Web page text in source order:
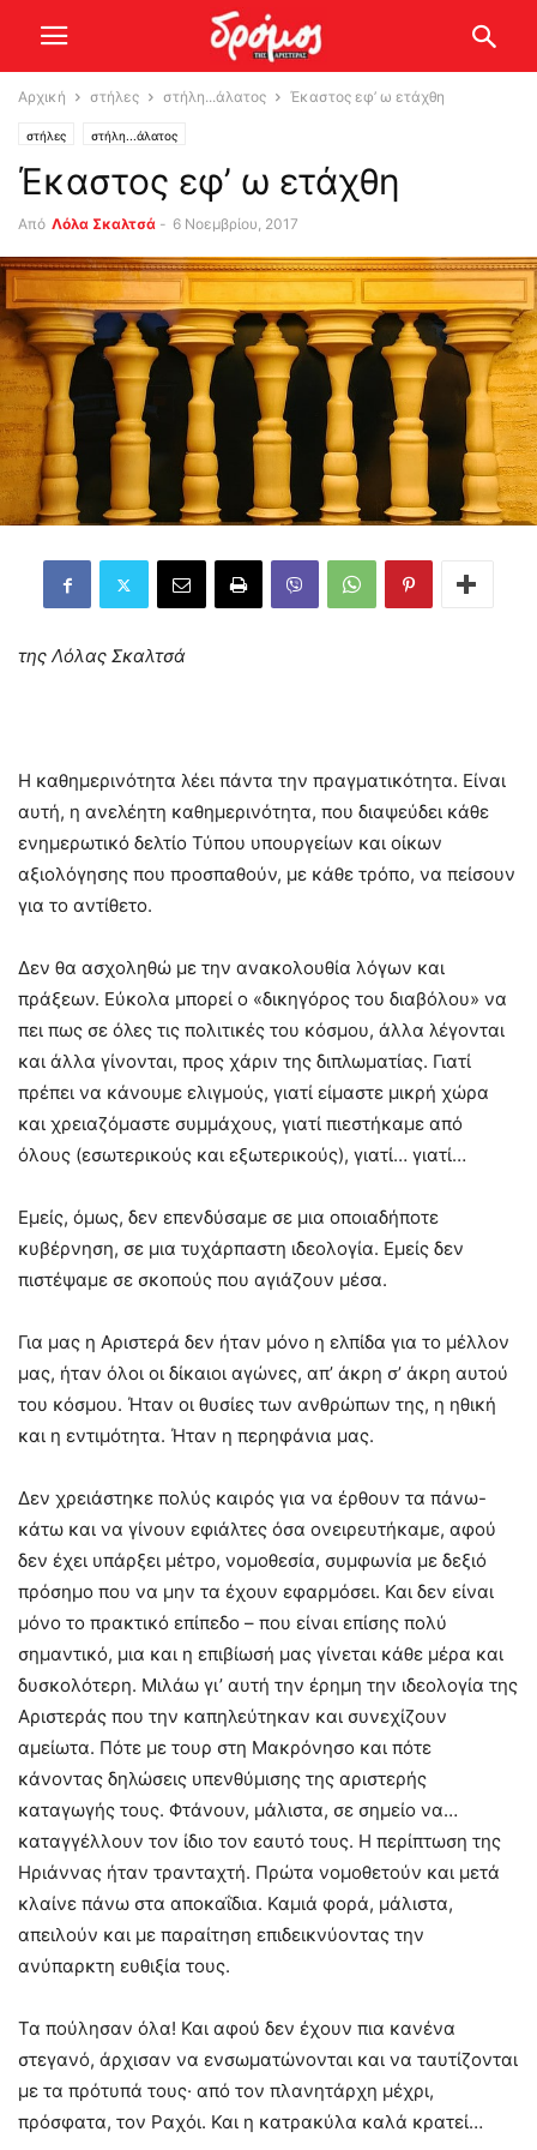
Αρχική στήλες στήλη...άλατος Έκαστος εφ’ ω ετάχθη
στήλες στήλη...άλατος
Έκαστος εφ’ ω ετάχθη
Από Λόλα Σκαλτσά - 6 Νοεμβρίου, 2017
της Λόλας Σκαλτσά
Η καθημερινότητα λέει πάντα την πραγματικότητα. Είναι
αυτή, η ανελέητη καθημερινότητα, που διαψεύδει κάθε
ενημερωτικό δελτίο Τύπου υπουργείων και οίκων
αξιολόγησης που προσπαθούν, με κάθε τρόπο, να πείσουν
για το αντίθετο.
Δεν θα ασχοληθώ με την ανακολουθία λόγων και
πράξεων. Εύκολα μπορεί ο «δικηγόρος του διαβόλου» να
πει πως σε όλες τις πολιτικές του κόσμου, άλλα λέγονται
και άλλα γίνονται, προς χάριν της διπλωματίας. Γιατί
πρέπει να κάνουμε ελιγμούς, γιατί είμαστε μικρή χώρα
και χρειαζόμαστε συμμάχους, γιατί πιεστήκαμε από
όλους (εσωτερικούς και εξωτερικούς), γιατί… γιατί…
Εμείς, όμως, δεν επενδύσαμε σε μια οποιαδήποτε
κυβέρνηση, σε μια τυχάρπαστη ιδεολογία. Εμείς δεν
πιστέψαμε σε σκοπούς που αγιάζουν μέσα.
Για μας η Αριστερά δεν ήταν μόνο η ελπίδα για το μέλλον
μας, ήταν όλοι οι δίκαιοι αγώνες, απ’ άκρη σ’ άκρη αυτού
του κόσμου. Ήταν οι θυσίες των ανθρώπων της, η ηθική
και η εντιμότητα. Ήταν η περηφάνια μας.
Δεν χρειάστηκε πολύς καιρός για να έρθουν τα πάνω-
κάτω και να γίνουν εφιάλτες όσα ονειρευτήκαμε, αφού
δεν έχει υπάρξει μέτρο, νομοθεσία, συμφωνία με δεξιό
πρόσημο που να μην τα έχουν εφαρμόσει. Και δεν είναι
μόνο το πρακτικό επίπεδο – που είναι επίσης πολύ
σημαντικό, μια και η επιβίωσή μας γίνεται κάθε μέρα και
δυσκολότερη. Μιλάω γι’ αυτή την έρημη την ιδεολογία της
Αριστεράς που την καπηλεύτηκαν και συνεχίζουν
αμείωτα. Πότε με τουρ στη Μακρόνησο και πότε
κάνοντας δηλώσεις υπενθύμισης της αριστερής
καταγωγής τους. Φτάνουν, μάλιστα, σε σημείο να…
καταγγέλλουν τον ίδιο τον εαυτό τους. Η περίπτωση της
Ηριάννας ήταν τρανταχτή. Πρώτα νομοθετούν και μετά
κλαίνε πάνω στα αποκαΐδια. Καμιά φορά, μάλιστα,
απειλούν και με παραίτηση επιδεικνύοντας την
ανύπαρκτη ευθιξία τους.
Τα πούλησαν όλα! Και αφού δεν έχουν πια κανένα
στεγανό, άρχισαν να ενσωματώνονται και να ταυτίζονται
με τα πρότυπά τους· από τον πλανητάρχη μέχρι,
πρόσφατα, τον Ραχόι. Και η κατρακύλα καλά κρατεί…